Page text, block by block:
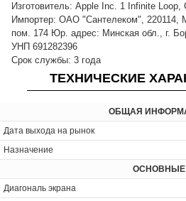
Изготовитель: Apple Inc. 1 Infinite Loop,
Импортер: ОАО "Сантелеком", 220114,
пом. 174 Юр. адрес: Минская обл., г.
УНП 691282396
Срок службы: 3 года
ТЕХНИЧЕСКИЕ
ОБЩАЯ
Дата выхода на рынок
Назначение
ОСНОВНЫЕ
Диагональ экрана